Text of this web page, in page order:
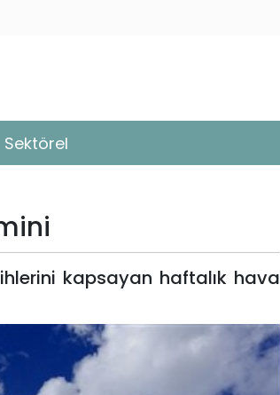
Sektörel
kapsayan haftalık hava